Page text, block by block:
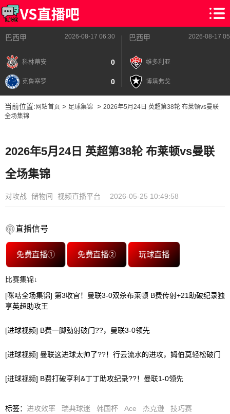
巴西甲 2026-08-17 06:30
科林蒂安 0
克鲁塞罗 0
巴西甲 2026-08-17
维多利亚
博塔弗戈
当前位置: 网站首页> 足球集锦> 2026年5月24日 英超第38轮 布莱顿vs曼联
全场集锦
2026年5月24日 英超第38轮 布莱顿vs曼联
全场集锦
对攻战 储物间 视频直播平台 2026-05-25 10:49:58
直播信号
免费直播① 免费直播② 玩球直播
比赛集锦↓
[咪咕全场集锦] 第3收官！曼联3-0双杀布莱顿 B费传射+21助破纪录独
享英超助攻王
[进球视频] B费一脚劲射破门??，曼联3-0领先
[进球视频] 曼联这进球太帅了??！行云流水的进攻，姆伯莫轻松破门
[进球视频] B费打破亨利&丁丁助攻纪录??！曼联1-0领先
标签： 进攻效率 瑞典球迷 韩国杯 Ace 杰克逊 技巧赛